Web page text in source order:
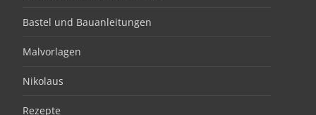
Bastel und Bauanleitungen
Malvorlagen
Nikolaus
Rezepte